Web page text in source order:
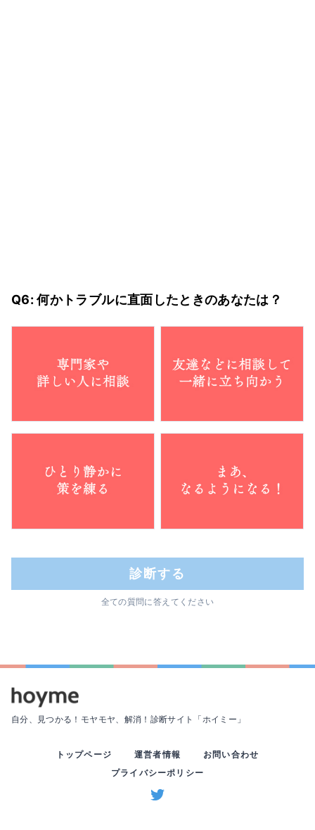
Q6: 何かトラブルに直面したときのあなたは？
診断する
全ての質問に答えてください
自分、見つかる！モヤモヤ、解消！ 診断サイト「ホイミー」
トップページ 運営者情報
お問い合わせ
プライバシーポリシー